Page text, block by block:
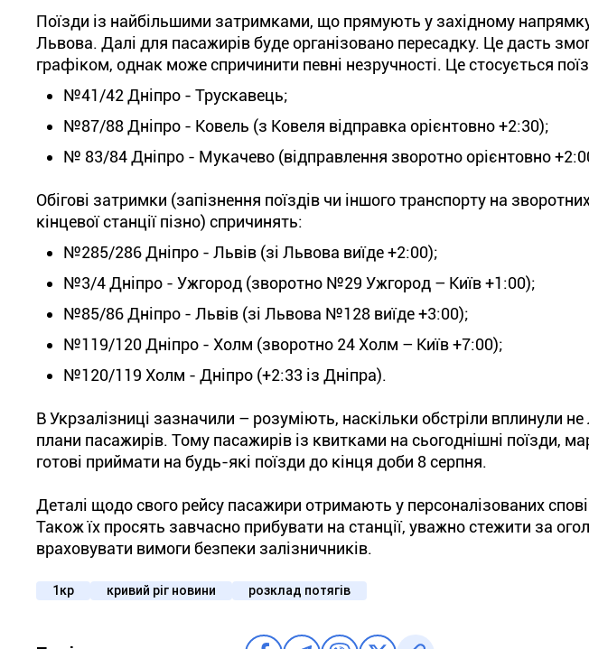
Поїзди із найбільшими затримками, що прямують у західному
Львова. Далі для пасажирів буде організовано пересадку. Це дасть
графіком, однак може спричинити певні незручності. Це стосується
№41/42 Дніпро - Трускавець;
№87/88 Дніпро - Ковель (з Ковеля відправка орієнтовно +2:30);
№ 83/84 Дніпро - Мукачево (відправлення зворотно орієнтовно
Обігові затримки (запізнення поїздів чи іншого транспорту на
кінцевої станції пізно) спричинять:
№285/286 Дніпро - Львів (зі Львова виїде +2:00);
№3/4 Дніпро - Ужгород (зворотно №29 Ужгород – Київ +1:00);
№85/86 Дніпро - Львів (зі Львова №128 виїде +3:00);
№119/120 Дніпро - Холм (зворотно 24 Холм – Київ +7:00);
№120/119 Холм - Дніпро (+2:33 із Дніпра).
В Укрзалізниці зазначили – розуміють, наскільки обстріли вплинули
плани пасажирів. Тому пасажирів із квитками на сьогоднішні поїзди,
готові приймати на будь-які поїзди до кінця доби 8 серпня.
Деталі щодо свого рейсу пасажири отримають у персоналізованих
Також їх просять завчасно прибувати на станції, уважно стежити за
враховувати вимоги безпеки залізничників.
1кр кривий ріг новини розклад потягів